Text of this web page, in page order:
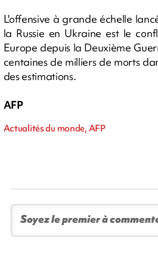
L'offensive à grande échelle
la Russie en Ukraine est le
Europe depuis la Deuxième
centaines de milliers de morts
des estimations.
AFP
Actualités du monde, AFP